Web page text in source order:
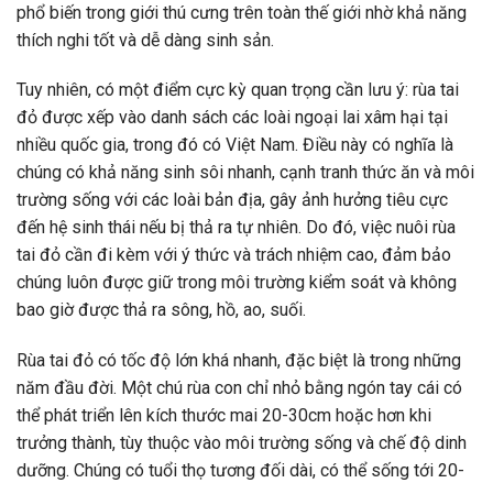
phổ biến trong giới thú cưng trên toàn thế giới nhờ khả năng
thích nghi tốt và dễ dàng sinh sản.
Tuy nhiên, có một điểm cực kỳ quan trọng cần lưu ý: rùa tai
đỏ được xếp vào danh sách các loài ngoại lai xâm hại tại
nhiều quốc gia, trong đó có Việt Nam. Điều này có nghĩa là
chúng có khả năng sinh sôi nhanh, cạnh tranh thức ăn và môi
trường sống với các loài bản địa, gây ảnh hưởng tiêu cực
đến hệ sinh thái nếu bị thả ra tự nhiên. Do đó, việc nuôi rùa
tai đỏ cần đi kèm với ý thức và trách nhiệm cao, đảm bảo
chúng luôn được giữ trong môi trường kiểm soát và không
bao giờ được thả ra sông, hồ, ao, suối.
Rùa tai đỏ có tốc độ lớn khá nhanh, đặc biệt là trong những
năm đầu đời. Một chú rùa con chỉ nhỏ bằng ngón tay cái có
thể phát triển lên kích thước mai 20-30cm hoặc hơn khi
trưởng thành, tùy thuộc vào môi trường sống và chế độ dinh
dưỡng. Chúng có tuổi thọ tương đối dài, có thể sống tới 20-